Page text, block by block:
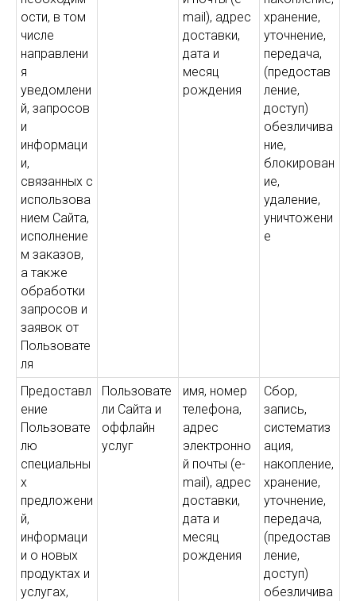
ости, в том
числе
направлени
я
уведомлени
й, запросов
и
информаци
и,
связанных с
использова
нием Сайта,
исполнение
м заказов,
а также
обработки
запросов и
заявок от
Пользовате
ля
mail), адрес
доставки,
дата и
месяц
рождения
хранение,
уточнение,
передача,
(предостав
ление,
доступ)
обезличива
ние,
блокирован
ие,
удаление,
уничтожени
е
Предоставл
ение
Пользовате
лю
специальны
х
предложени
й,
информаци
и о новых
продуктах и
услугах,
Пользовате
ли Сайта и
оффлайн
услуг
имя, номер
телефона,
адрес
электронно
й почты (e-
mail), адрес
доставки,
дата и
месяц
рождения
Сбор,
запись,
систематиз
ация,
накопление,
хранение,
уточнение,
передача,
(предостав
ление,
доступ)
обезличива